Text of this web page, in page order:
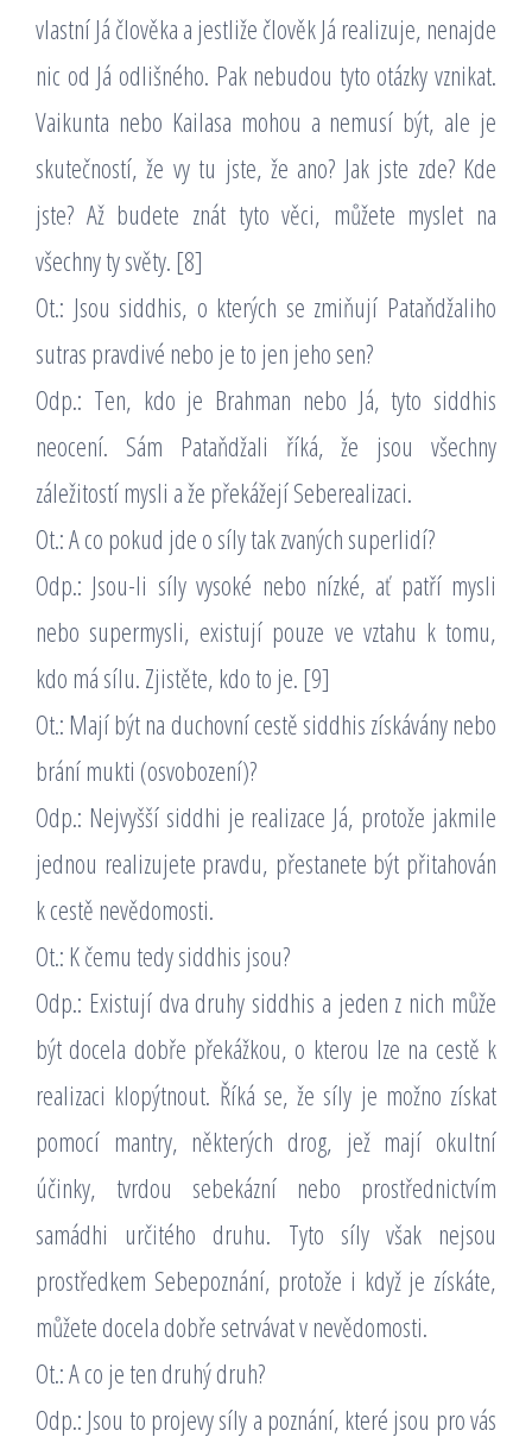
vlastní Já člověka a jestliže člověk Já realizuje, nenajde
nic od Já odlišného. Pak nebudou tyto otázky vznikat.
Vaikunta nebo Kailasa mohou a nemusí být, ale je
skutečností, že vy tu jste, že ano? Jak jste zde? Kde
jste? Až budete znát tyto věci, můžete myslet na
všechny ty světy. [8]
Ot.: Jsou siddhis, o kterých se zmiňují Pataňdžaliho
sutras pravdivé nebo je to jen jeho sen?
Odp.: Ten, kdo je Brahman nebo Já, tyto siddhis
neocení. Sám Pataňdžali říká, že jsou všechny
záležitostí mysli a že překážejí Seberealizaci.
Ot.: A co pokud jde o síly tak zvaných superlidí?
Odp.: Jsou-li síly vysoké nebo nízké, ať patří mysli
nebo supermysli, existují pouze ve vztahu k tomu,
kdo má sílu. Zjistěte, kdo to je. [9]
Ot.: Mají být na duchovní cestě siddhis získávány nebo
brání mukti (osvobození)?
Odp.: Nejvyšší siddhi je realizace Já, protože jakmile
jednou realizujete pravdu, přestanete být přitahován
k cestě nevědomosti.
Ot.: K čemu tedy siddhis jsou?
Odp.: Existují dva druhy siddhis a jeden z nich může
být docela dobře překážkou, o kterou lze na cestě k
realizaci klopýtnout. Říká se, že síly je možno získat
pomocí mantry, některých drog, jež mají okultní
účinky, tvrdou sebekázní nebo prostřednictvím
samádhi určitého druhu. Tyto síly však nejsou
prostředkem Sebepoznání, protože i když je získáte,
můžete docela dobře setrvávat v nevědomosti.
Ot.: A co je ten druhý druh?
Odp.: Jsou to projevy síly a poznání, které jsou pro vás